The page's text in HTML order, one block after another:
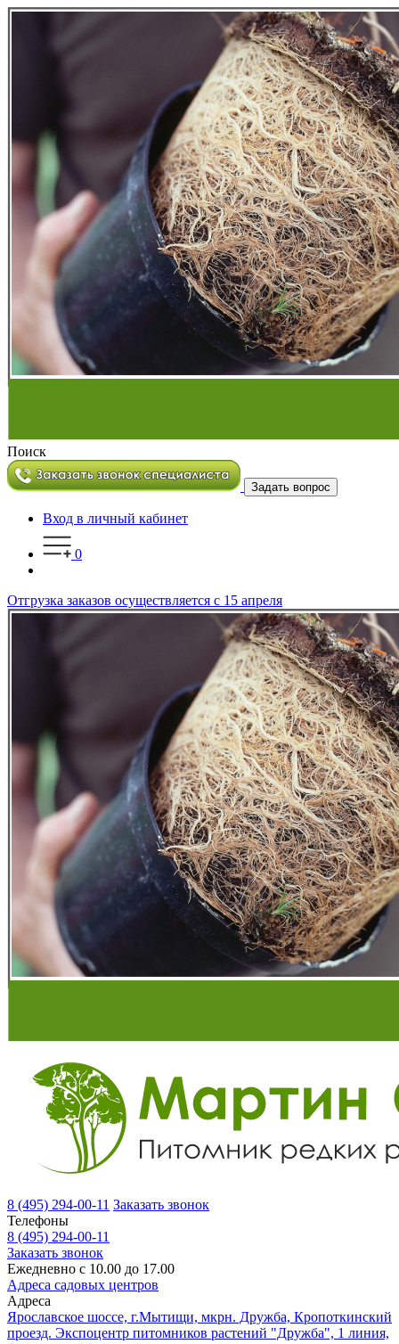
Поиск
Задать вопрос
Вход в личный кабинет
0
Отгрузка заказов осуществляется с 15 апреля
8 (495) 294-00-11 Заказать звонок
Телефоны
8 (495) 294-00-11
Заказать звонок
Ежедневно с 10.00 до 17.00
Адреса садовых центров
Адреса
Ярославское шоссе, г.Мытищи, мкрн. Дружба, Кропоткинский
проезд. Экспоцентр питомников растений "Дружба", 1 линия,